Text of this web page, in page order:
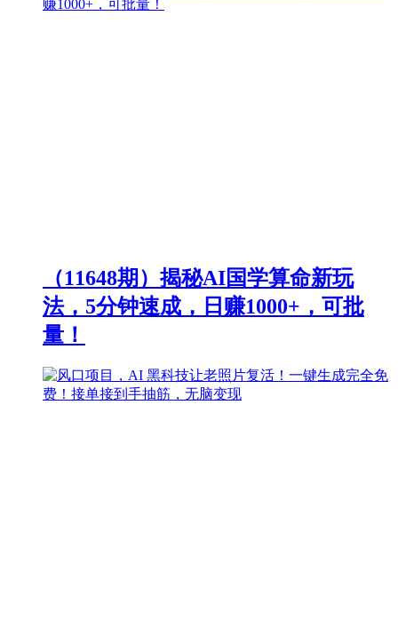
（11648期）揭秘AI国学算命新玩
法，5分钟速成，日赚1000+，可批
量！